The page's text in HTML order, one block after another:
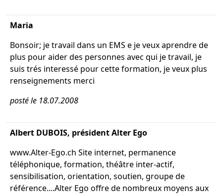
Maria
Bonsoir; je travail dans un EMS e je veux aprendre de
plus pour aider des personnes avec qui je travail, je
suis trés interessé pour cette formation, je veux plus
renseignements merci
posté le 18.07.2008
Albert DUBOIS, président Alter Ego
www.Alter-Ego.ch Site internet, permanence
téléphonique, formation, théâtre inter-actif,
sensibilisation, orientation, soutien, groupe de
référence....Alter Ego offre de nombreux moyens aux